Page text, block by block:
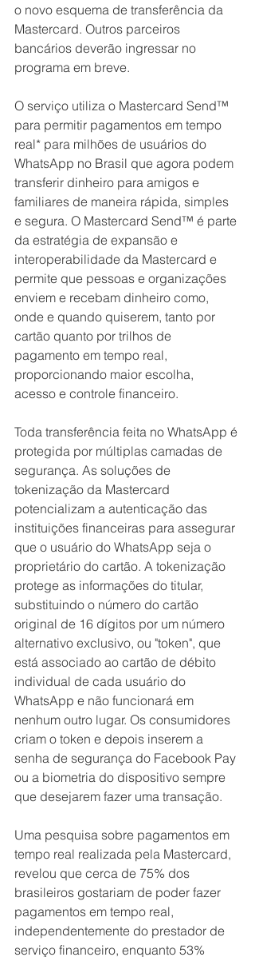
o novo esquema de transferência da
Mastercard. Outros parceiros
bancários deverão ingressar no
programa em breve.
O serviço utiliza o Mastercard Send™
para permitir pagamentos em tempo
real* para milhões de usuários do
WhatsApp no ​​Brasil que agora podem
transferir dinheiro para amigos e
familiares de maneira rápida, simples
e segura. O Mastercard Send™ é parte
da estratégia de expansão e
interoperabilidade da Mastercard e
permite que pessoas e organizações
enviem e recebam dinheiro como,
onde e quando quiserem, tanto por
cartão quanto por trilhos de
pagamento em tempo real,
proporcionando maior escolha,
acesso e controle financeiro.
Toda transferência feita no WhatsApp é
protegida por múltiplas camadas de
segurança. As soluções de
tokenização da Mastercard
potencializam a autenticação das
instituições financeiras para assegurar
que o usuário do WhatsApp seja o
proprietário do cartão. A tokenização
protege as informações do titular,
substituindo o número do cartão
original de 16 dígitos por um número
alternativo exclusivo, ou "token", que
está associado ao cartão de débito
individual de cada usuário do
WhatsApp e não funcionará em
nenhum outro lugar. Os consumidores
criam o token e depois inserem a
senha de segurança do Facebook Pay
ou a biometria do dispositivo sempre
que desejarem fazer uma transação.
Uma pesquisa sobre pagamentos em
tempo real realizada pela Mastercard,
revelou que cerca de 75% dos
brasileiros gostariam de poder fazer
pagamentos em tempo real,
independentemente do prestador de
serviço financeiro, enquanto 53%